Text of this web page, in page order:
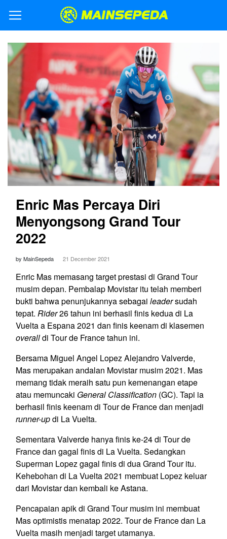
Enric Mas Percaya Diri
Menyongsong Grand Tour
2022
by MainSepeda 21 December 2021
Enric Mas memasang target prestasi di Grand Tour
musim depan. Pembalap Movistar itu telah memberi
bukti bahwa penunjukannya sebagai leadersudah
tepat. Rider26 tahun ini berhasil finis kedua di La
Vuelta a Espana 2021 dan finis keenam di klasemen
overalldi Tour de France tahun ini.
Bersama Miguel Angel Lopez Alejandro Valverde,
Mas merupakan andalan Movistar musim 2021. Mas
memang tidak meraih satu pun kemenangan etape
atau memuncaki General Classification (GC). Tapi ia
berhasil finis keenam di Tour de France dan menjadi
runner-updi La Vuelta.
Sementara Valverde hanya finis ke-24 di Tour de
France dan gagal finis di La Vuelta. Sedangkan
Superman Lopez gagal finis di dua Grand Tour itu.
Kehebohan di La Vuelta 2021 membuat Lopez keluar
dari Movistar dan kembali ke Astana.
Pencapaian apik di Grand Tour musim ini membuat
Mas optimistis menatap 2022. Tour de France dan La
Vuelta masih menjadi target utamanya.